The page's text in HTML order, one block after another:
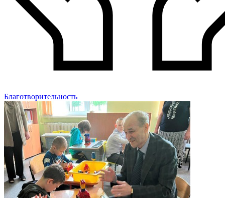
Благотворительность